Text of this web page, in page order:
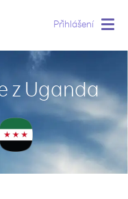
Přihlášení
z Uganda